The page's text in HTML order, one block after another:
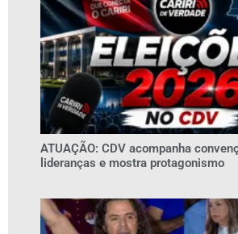
ATUAÇÃO: CDV acompanha
lideranças e mostra protagonismo